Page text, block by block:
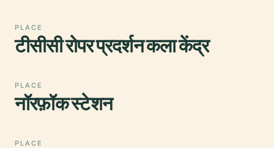
PLACE
टीसीसी रोपर प्रदर्शन कला केंद्र
PLACE
नॉरफ़ॉक स्टेशन
PLACE